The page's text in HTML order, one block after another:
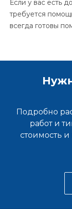
Если у вас есть
требуется
всегда готовы
Подробно
работ и
стоимость